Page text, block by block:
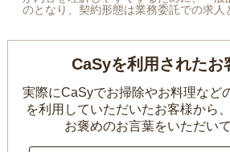
のとなり、契約形態は業務委託での求人
CaSyを利用されたお
実際にCaSyでお掃除やお料理など
を利用していただいたお客様から、
お褒めのお言葉をいただい